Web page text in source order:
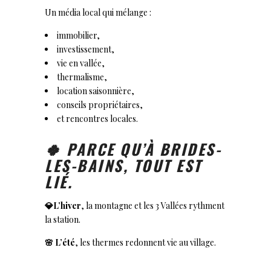
Un média local qui mélange :
immobilier,
investissement,
vie en vallée,
thermalisme,
location saisonnière,
conseils propriétaires,
et rencontres locales.
🍀 PARCE QU’À BRIDES-
LES-BAINS, TOUT EST
LIÉ.
💎L’hiver, la montagne et les 3 Vallées rythment
la station.
🌸 L’été, les thermes redonnent vie au village.